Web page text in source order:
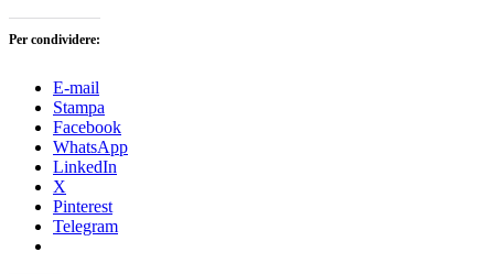
Per condividere:
E-mail
Stampa
Facebook
WhatsApp
LinkedIn
X
Pinterest
Telegram